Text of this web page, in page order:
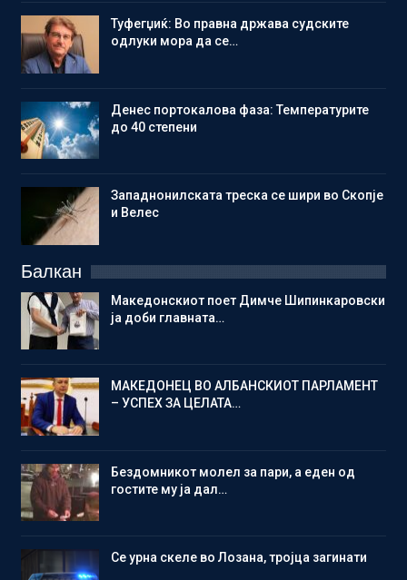
Туфегџиќ: Во правна држава судските
одлуки мора да се…
Денес портокалова фаза: Температурите
до 40 степени
Западнонилската треска се шири во Скопје
и Велес
Балкан
Македонскиот поет Димче Шипинкаровски
ја доби главната…
МАКЕДОНЕЦ ВО АЛБАНСКИОТ ПАРЛАМЕНТ
– УСПЕХ ЗА ЦЕЛАТА…
Бездомникот молел за пари, а еден од
гостите му ја дал…
Се урна скеле во Лозана, тројца загинати